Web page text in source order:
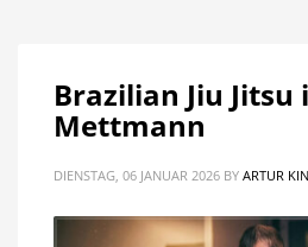
Brazilian Jiu Jitsu
Mettmann
DIENSTAG, 06 JANUAR 2026 BY ARTUR